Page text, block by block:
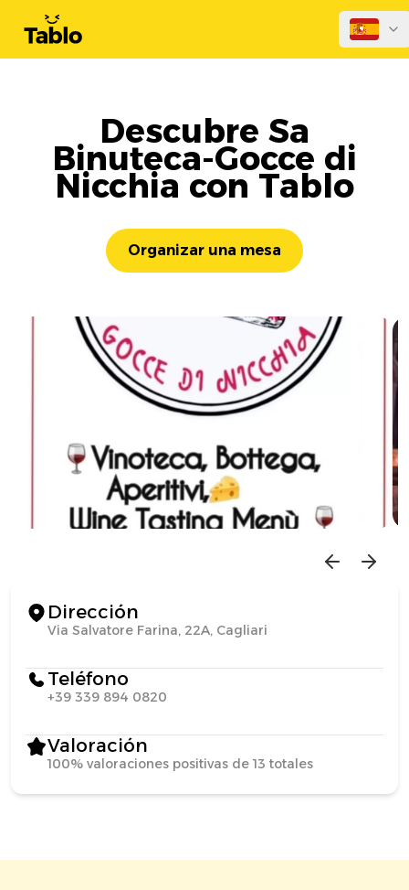
Descubre Sa
Binuteca-Gocce di
Nicchia con Tablo
Organizar una mesa
Dirección
Via Salvatore Farina, 22A, Cagliari
Teléfono
+39 339 894 0820
Valoración
100% valoraciones positivas de 13 totales